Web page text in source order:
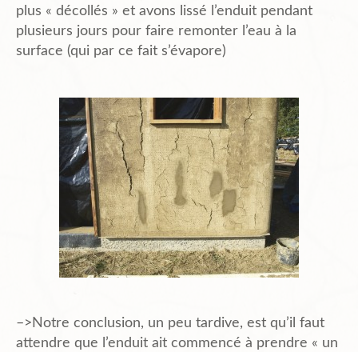
plus « décollés » et avons lissé l’enduit pendant
plusieurs jours pour faire remonter l’eau à la
surface (qui par ce fait s’évapore)
–>Notre conclusion, un peu tardive, est qu’il faut
attendre que l’enduit ait commencé à prendre « un